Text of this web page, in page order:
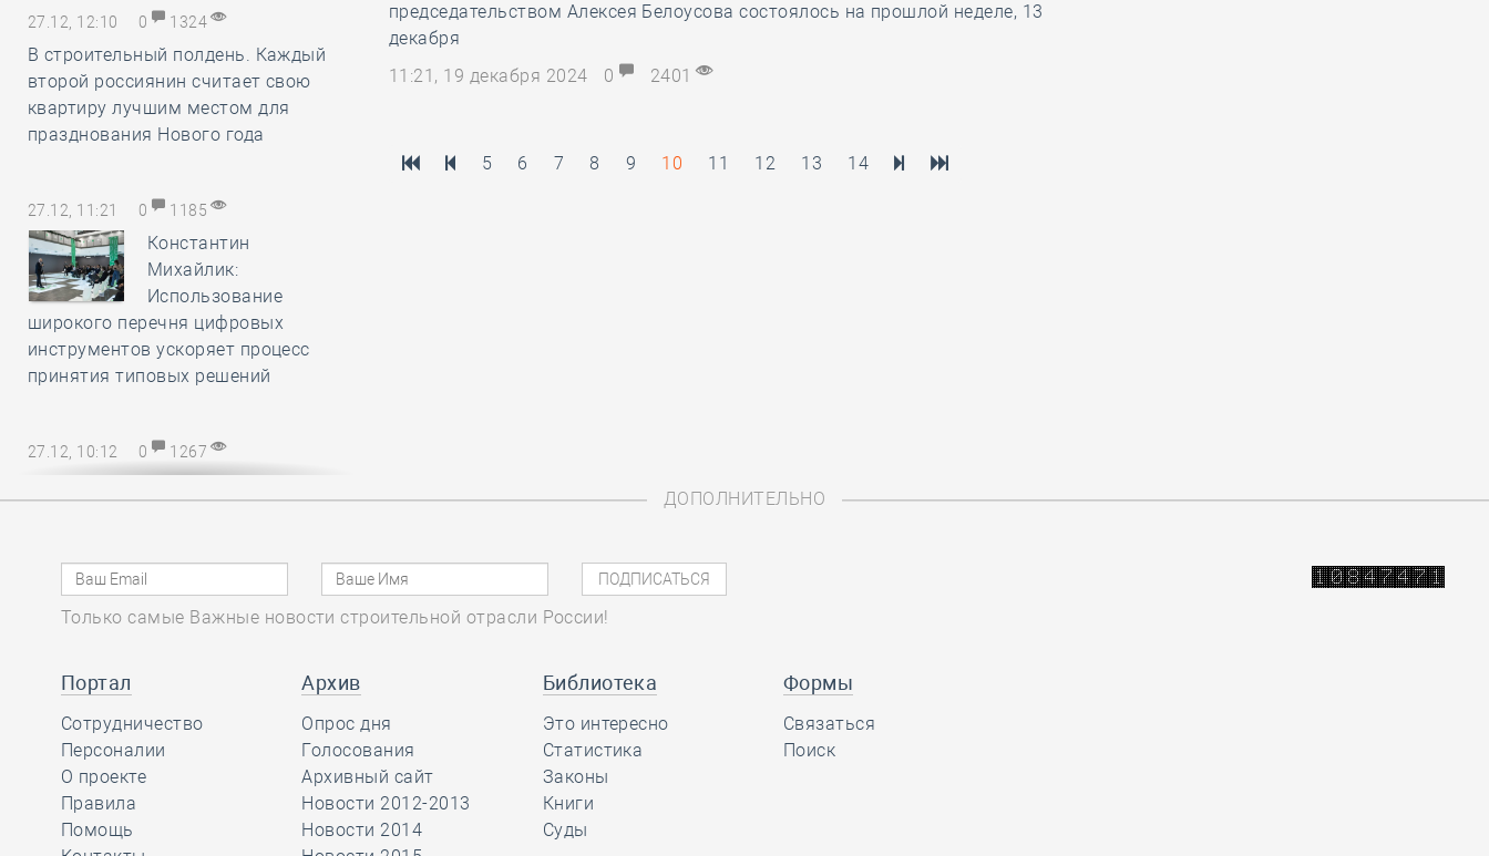
27.12, 12:10 0 1324
В строительный полдень. Каждый
второй россиянин считает свою
квартиру лучшим местом для
празднования Нового года
27.12, 11:21 0 1185
Константин
Михайлик:
Использование
широкого перечня цифровых
инструментов ускоряет процесс
принятия типовых решений
27.12, 10:12 0 1267
расходов на охрану труда
отметил, что объём
работ в
строительстве вырос более, чем на
32 процента с 2019 года
председательством Алексея Белоусова состоялось на прошлой неделе, 13
декабря
11:21, 19 декабря 2024
0 2401
5 6 7 8 9 10 11 12 13 14
ДОПОЛНИТЕЛЬНО
Только самые Важные новости строительной отрасли России!
Портал
Сотрудничество
Персоналии
О проекте
Правила
Помощь
Архив
Опрос дня
Голосования
Архивный сайт
Новости 2012-2013
Новости 2014
Библиотека
Это интересно
Статистика
Законы
Книги
Суды
Формы
Связаться
Поиск